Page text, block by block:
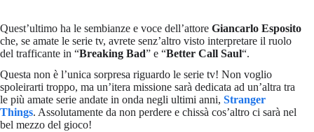
Quest’ultimo ha le sembianze e voce dell’attore Giancarlo Esposito
che, se amate le serie tv, avrete senz’altro visto interpretare il ruolo
del trafficante in “Breaking Bad” e “Better Call Saul“.
Questa non è l’unica sorpresa riguardo le serie tv! Non voglio
spoleirarti troppo, ma un’itera missione sarà dedicata ad un’altra tra
le più amate serie andate in onda negli ultimi anni, Stranger
Things. Assolutamente da non perdere e chissà cos’altro ci sarà nel
bel mezzo del gioco!